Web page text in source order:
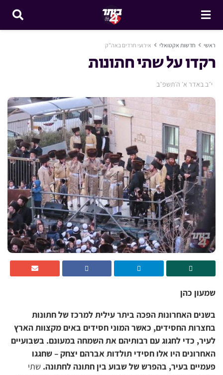
ראשי חדשות אקטואלי אירועי חרדים באה"ק
רקדו על שתי חתונות
י״ב באדר א׳ ה׳תשפ״ב
שמעון כהן
בשנים האחרונות הפכה ביתר עילית למרכז של חתונות
בחצרות החסידים, כאשר המוני חסידים באים מקצוות הארץ
לעיר, כדי לחגוג עם רבותיהם את השמחה במעונם. בשבועיים
האחרונים היו אלו חסידי תולדות אברהם יצחק – שחגגו
פעמיים בעיר, בהפרש של שבוע בין חתונה לחתונה. שתי